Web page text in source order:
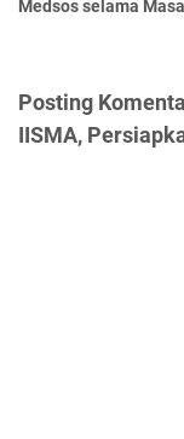
Medsos selama
Posting
IISMA,